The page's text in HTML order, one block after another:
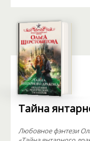
Тайна
Любовное фэнтези